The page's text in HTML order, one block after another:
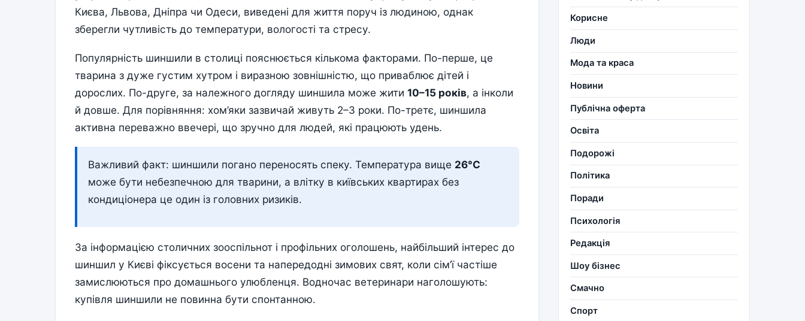
Києва, Львова, Дніпра чи Одеси, виведені для життя поруч із людиною, однак
зберегли чутливість до температури, вологості та стресу.
Популярність шиншили в столиці пояснюється кількома факторами. По-перше, це
тварина з дуже густим хутром і виразною зовнішністю, що приваблює дітей і
дорослих. По-друге, за належного догляду шиншила може жити 10–15 років, а інколи
й довше. Для порівняння: хом’яки зазвичай живуть 2–3 роки. По-третє, шиншила
активна переважно ввечері, що зручно для людей, які працюють удень.
Важливий факт: шиншили погано переносять спеку. Температура вище 26°C
може бути небезпечною для тварини, а влітку в київських квартирах без
кондиціонера це один із головних ризиків.
За інформацією столичних зооспільнот і профільних оголошень, найбільший інтерес до
шиншил у Києві фіксується восени та напередодні зимових свят, коли сім’ї частіше
замислюються про домашнього улюбленця. Водночас ветеринари наголошують:
купівля шиншили не повинна бути спонтанною.
Корисне
Люди
Мода та краса
Новини
Публічна оферта
Освіта
Подорожі
Політика
Поради
Психологія
Редакція
Шоу бізнес
Смачно
Спорт